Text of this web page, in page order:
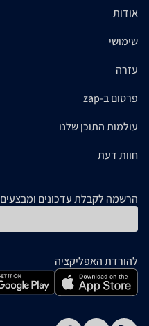
אודות
שימושי
עזרה
פרסום ב-zap
עולמות התוכן שלנו
חוות דעת
הרשמה לקבלת עדכונים ומבצעים
להורדת האפליקציה